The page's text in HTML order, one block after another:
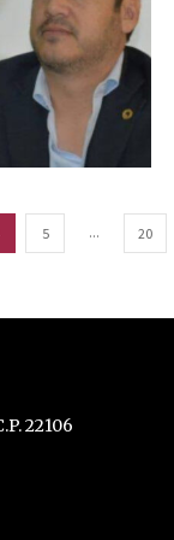
5 ... 20
22106